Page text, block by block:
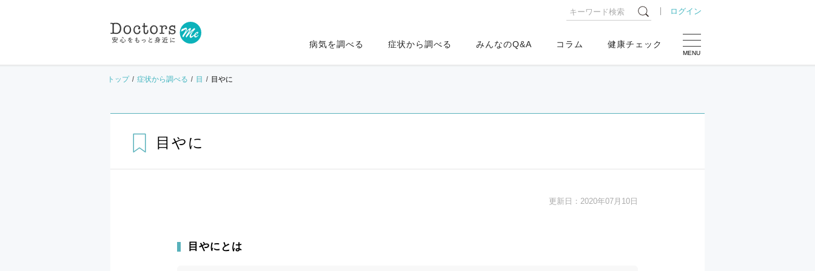
ログイン
MENU
病気を調べる 症状から調べる みんなのQ&A コラム 健康チェック
トップ 症状から調べる 目 目やに
目やに
更新日： 2020年07月10日
目やにとは